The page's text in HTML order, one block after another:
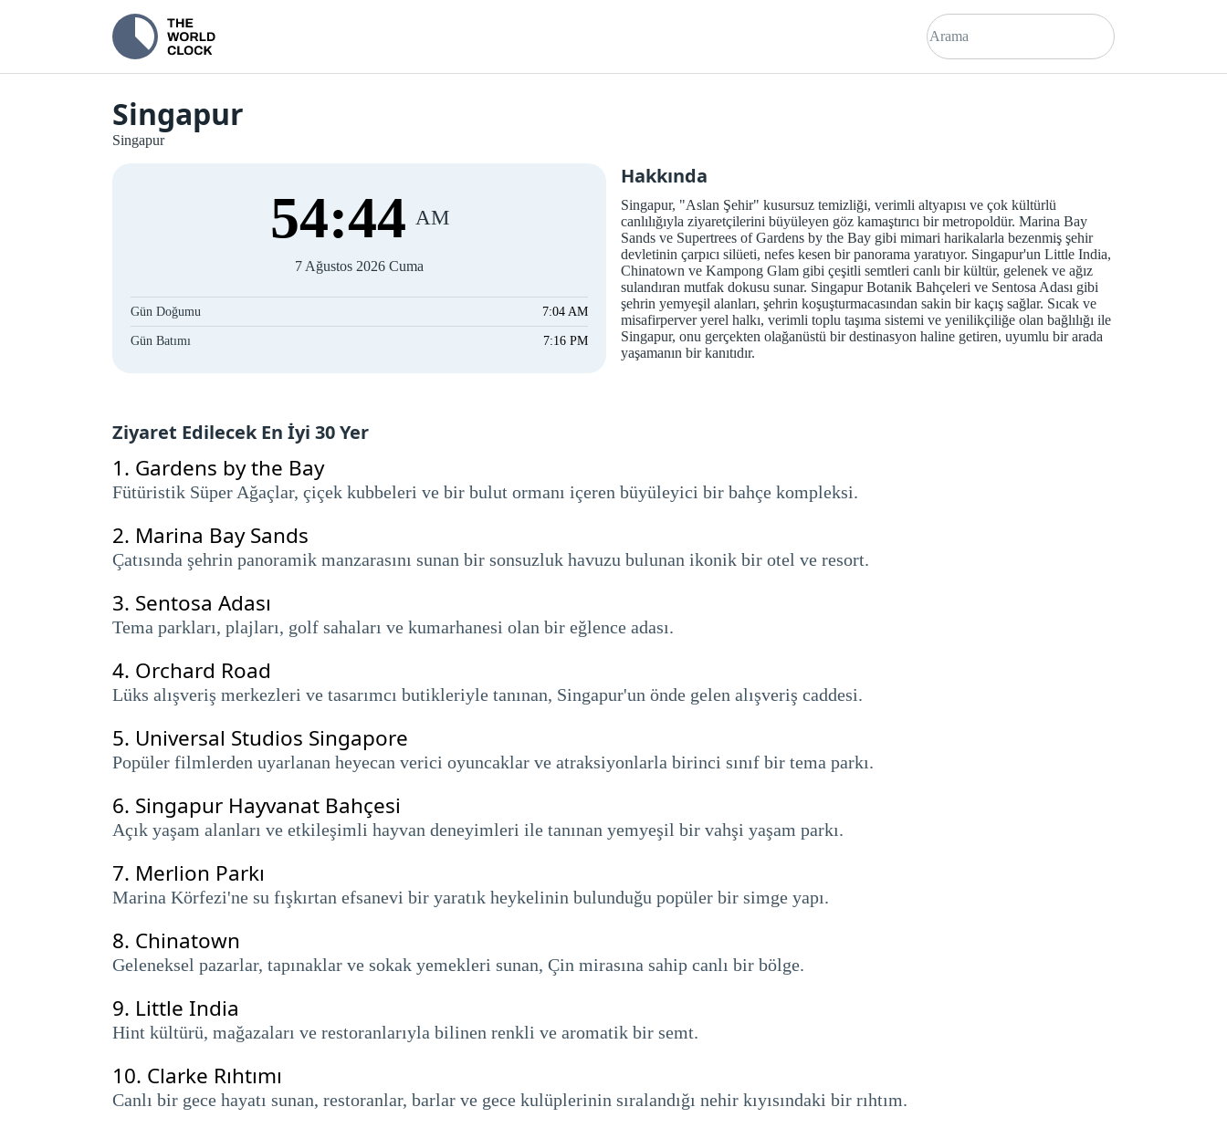
Singapur
Singapur
54:44 AM
7 Ağustos 2026 Cuma
Gün Doğumu 7:04 AM
Gün Batımı 7:16 PM
Hakkında
Singapur, "Aslan Şehir" kusursuz temizliği, verimli altyapısı ve çok kültürlü
canlılığıyla ziyaretçilerini büyüleyen göz kamaştırıcı bir metropoldür. Marina Bay
Sands ve Supertrees of Gardens by the Bay gibi mimari harikalarla bezenmiş şehir
devletinin çarpıcı silüeti, nefes kesen bir panorama yaratıyor. Singapur'un Little India,
Chinatown ve Kampong Glam gibi çeşitli semtleri canlı bir kültür, gelenek ve ağız
sulandıran mutfak dokusu sunar. Singapur Botanik Bahçeleri ve Sentosa Adası gibi
şehrin yemyeşil alanları, şehrin koşuşturmacasından sakin bir kaçış sağlar. Sıcak ve
misafirperver yerel halkı, verimli toplu taşıma sistemi ve yenilikçiliğe olan bağlılığı ile
Singapur, onu gerçekten olağanüstü bir destinasyon haline getiren, uyumlu bir arada
yaşamanın bir kanıtıdır.
Ziyaret Edilecek En İyi 30 Yer
1. Gardens by the Bay
Fütüristik Süper Ağaçlar, çiçek kubbeleri ve bir bulut ormanı içeren büyüleyici bir bahçe kompleksi.
2. Marina Bay Sands
Çatısında şehrin panoramik manzarasını sunan bir sonsuzluk havuzu bulunan ikonik bir otel ve resort.
3. Sentosa Adası
Tema parkları, plajları, golf sahaları ve kumarhanesi olan bir eğlence adası.
4. Orchard Road
Lüks alışveriş merkezleri ve tasarımcı butikleriyle tanınan, Singapur'un önde gelen alışveriş caddesi.
5. Universal Studios Singapore
Popüler filmlerden uyarlanan heyecan verici oyuncaklar ve atraksiyonlarla birinci sınıf bir tema parkı.
6. Singapur Hayvanat Bahçesi
Açık yaşam alanları ve etkileşimli hayvan deneyimleri ile tanınan yemyeşil bir vahşi yaşam parkı.
7. Merlion Parkı
Marina Körfezi'ne su fışkırtan efsanevi bir yaratık heykelinin bulunduğu popüler bir simge yapı.
8. Chinatown
Geleneksel pazarlar, tapınaklar ve sokak yemekleri sunan, Çin mirasına sahip canlı bir bölge.
9. Little India
Hint kültürü, mağazaları ve restoranlarıyla bilinen renkli ve aromatik bir semt.
10. Clarke Rıhtımı
Canlı bir gece hayatı sunan, restoranlar, barlar ve gece kulüplerinin sıralandığı nehir kıyısındaki bir rıhtım.